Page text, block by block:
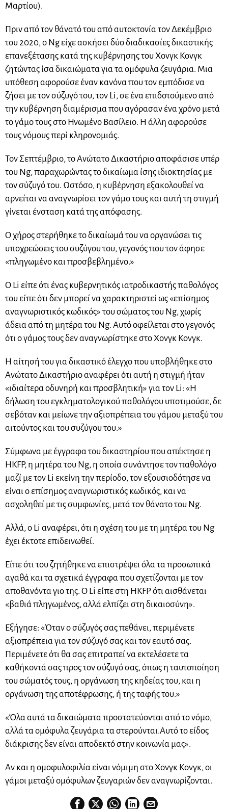
Μαρτίου).
Πριν από τον θάνατό του από αυτοκτονία τον Δεκέμβριο
του 2020, ο Ng είχε ασκήσει δύο διαδικασίες δικαστικής
επανεξέτασης κατά της κυβέρνησης του Χονγκ Κονγκ
ζητώντας ίσα δικαιώματα για τα ομόφυλα ζευγάρια. Μια
υπόθεση αφορούσε έναν κανόνα που τον εμπόδισε να
ζήσει με τον σύζυγό του, τον Li, σε ένα επιδοτούμενο από
την κυβέρνηση διαμέρισμα που αγόρασαν ένα χρόνο μετά
το γάμο τους στο Ηνωμένο Βασίλειο. Η άλλη αφορούσε
τους νόμους περί κληρονομιάς.
Τον Σεπτέμβριο, το Ανώτατο Δικαστήριο αποφάσισε υπέρ
του Ng, παραχωρώντας το δικαίωμα ίσης ιδιοκτησίας με
τον σύζυγό του. Ωστόσο, η κυβέρνηση εξακολουθεί να
αρνείται να αναγνωρίσει τον γάμο τους και αυτή τη στιγμή
γίνεται ένσταση κατά της απόφασης.
Ο χήρος στερήθηκε το δικαίωμά του να οργανώσει τις
υποχρεώσεις του συζύγου του, γεγονός που τον άφησε
«πληγωμένο και προσβεβλημένο.»
Ο Li είπε ότι ένας κυβερνητικός ιατροδικαστής παθολόγος
του είπε ότι δεν μπορεί να χαρακτηριστεί ως «επίσημος
αναγνωριστικός κωδικός» του σώματος του Ng, χωρίς
άδεια από τη μητέρα του Ng. Αυτό οφείλεται στο γεγονός
ότι ο γάμος τους δεν αναγνωρίστηκε στο Χονγκ Κονγκ.
Η αίτησή του για δικαστικό έλεγχο που υποβλήθηκε στο
Ανώτατο Δικαστήριο αναφέρει ότι αυτή η στιγμή ήταν
«ιδιαίτερα οδυνηρή και προσβλητική» για τον Li: «Η
δήλωση του εγκληματολογικού παθολόγου υποτιμούσε, δε
σεβόταν και μείωνε την αξιοπρέπεια του γάμου μεταξύ του
αιτούντος και του συζύγου του.»
Σύμφωνα με έγγραφα του δικαστηρίου που απέκτησε η
HKFP, η μητέρα του Ng, η οποία συνάντησε τον παθολόγο
μαζί με τον Li εκείνη την περίοδο, τον εξουσιοδότησε να
είναι ο επίσημος αναγνωριστικός κωδικός, και να
ασχοληθεί με τις συμφωνίες, μετά τον θάνατο του Ng.
Αλλά, ο Li αναφέρει, ότι η σχέση του με τη μητέρα του Ng
έχει έκτοτε επιδεινωθεί.
Είπε ότι του ζητήθηκε να επιστρέψει όλα τα προσωπικά
αγαθά και τα σχετικά έγγραφα που σχετίζονται με τον
αποθανόντα γιο της. Ο Li είπε στη HKFP ότι αισθάνεται
«βαθιά πληγωμένος, αλλά ελπίζει στη δικαιοσύνη».
Εξήγησε: «Όταν ο σύζυγός σας πεθάνει, περιμένετε
αξιοπρέπεια για τον σύζυγό σας και τον εαυτό σας.
Περιμένετε ότι θα σας επιτραπεί να εκτελέσετε τα
καθήκοντά σας προς τον σύζυγό σας, όπως η ταυτοποίηση
του σώματός τους, η οργάνωση της κηδείας του, και η
οργάνωση της αποτέφρωσης, ή της ταφής του.»
«Όλα αυτά τα δικαιώματα προστατεύονται από το νόμο,
αλλά τα ομόφυλα ζευγάρια τα στερούνται.Αυτό το είδος
διάκρισης δεν είναι αποδεκτό στην κοινωνία μας».
Αν και η ομοφυλοφιλία είναι νόμιμη στο Χονγκ Κονγκ, οι
γάμοι μεταξύ ομόφυλων ζευγαριών δεν αναγνωρίζονται.